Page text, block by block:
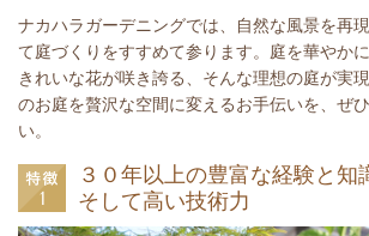
ナカハラガーデニングでは、自然な風景を再
て庭づくりをすすめて参ります。庭を華やか
きれいな花が咲き誇る、そんな理想の庭が実
のお庭を贅沢な空間に変えるお手伝いを、ぜ
い。
３０年以上の豊富な経験と知
そして高い技術力